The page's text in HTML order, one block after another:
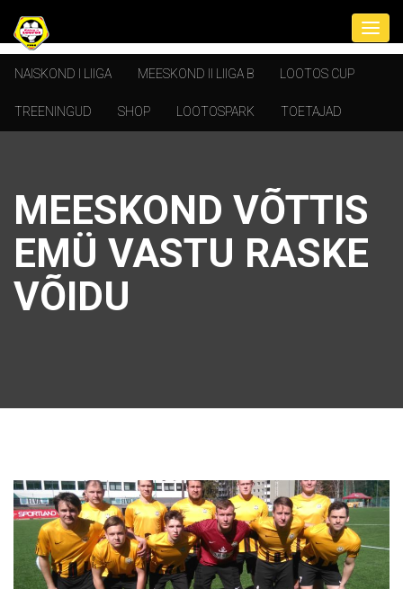
NAISKOND I LIIGA MEESKOND II LIIGA B LOOTOS CUP
TREENINGUD SHOP LOOTOSPARK TOETAJAD
MEESKOND VÕTTIS
EMÜ VASTU RASKE
VÕIDU